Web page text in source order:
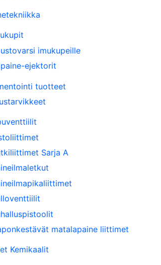
imukupeille
ejektorit
tuotteet
Sarja A
matalapaine liittimet
Kemikaalit